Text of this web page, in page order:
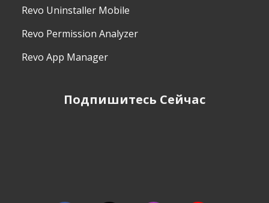
Revo Uninstaller Mobile
Revo Permission Analyzer
Revo App Manager
Подпишитесь Сейчас